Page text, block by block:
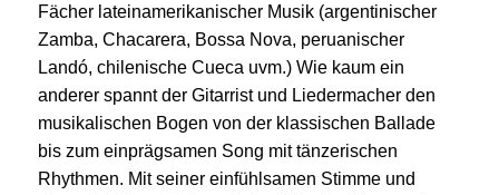
Fächer lateinamerikanischer Musik (argentinischer
Zamba, Chacarera, Bossa Nova, peruanischer
Landó, chilenische Cueca uvm.) Wie kaum ein
anderer spannt der Gitarrist und Liedermacher den
musikalischen Bogen von der klassischen Ballade
bis zum einprägsamen Song mit tänzerischen
Rhythmen. Mit seiner einfühlsamen Stimme und